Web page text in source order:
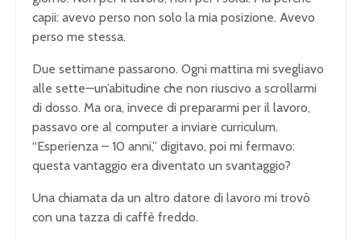
capii: avevo perso non solo la mia posizione. Avevo
perso me stessa.
Due settimane passarono. Ogni mattina mi svegliavo
alle sette—un’abitudine che non riuscivo a scrollarmi
di dosso. Ma ora, invece di prepararmi per il lavoro,
passavo ore al computer a inviare curriculum.
“Esperienza – 10 anni,” digitavo, poi mi fermavo:
questa vantaggio era diventato un svantaggio?
Una chiamata da un altro datore di lavoro mi trovò
con una tazza di caffè freddo.